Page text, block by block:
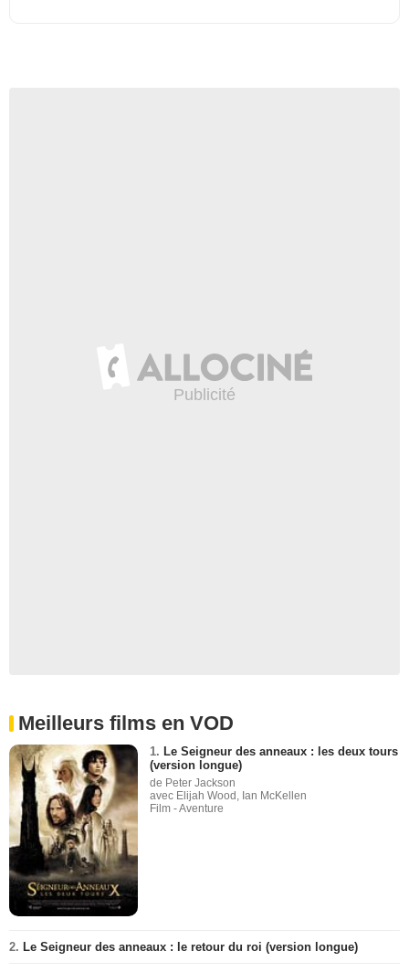
Meilleurs films en VOD
1. Le Seigneur des anneaux : les deux tours
(version longue)
de Peter Jackson
avec Elijah Wood, Ian McKellen
Film - Aventure
2. Le Seigneur des anneaux : le retour du roi (version longue)